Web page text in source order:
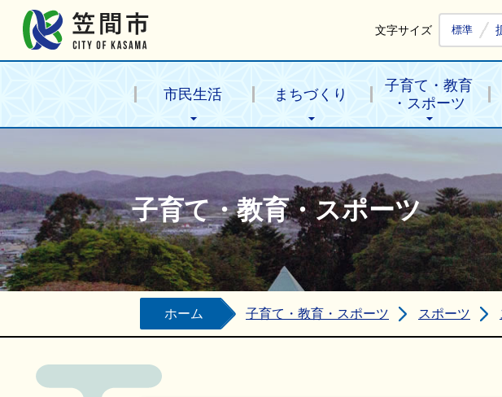
文字サイズ 標準
市民生活 まちづくり
子育て・教育
・スポーツ
子育て・教育・スポーツ
ホーム 子育て・教育・スポーツ スポーツ